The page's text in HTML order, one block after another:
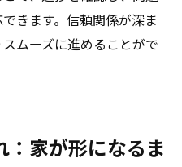
きます。信頼関係が深ま
ムーズに進めることがで
家が形になるま